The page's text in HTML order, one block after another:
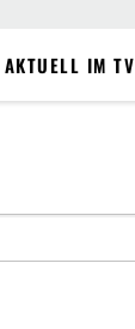
AKTUELL IM TV